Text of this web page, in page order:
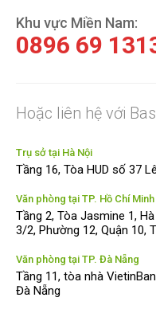
Khu vực Miền Nam:
0896 69
Hoặc liên hệ với
Trụ sở tại Hà Nội
Tầng 16, Tòa HUD số 37
Văn phòng tại TP. Hồ Chí Minh
Tầng 2, Tòa Jasmine 1,
3/2, Phường 12, Quận 10,
Văn phòng tại TP. Đà Nẵng
Tầng 11, tòa nhà
Đà Nẵng